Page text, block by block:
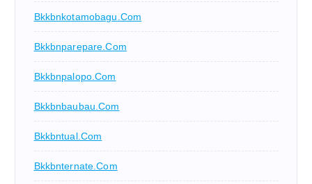
Bkkbnkotamobagu.com
Bkkbnparepare.com
Bkkbnpalopo.com
Bkkbnbaubau.com
Bkkbntual.com
Bkkbnternate.com